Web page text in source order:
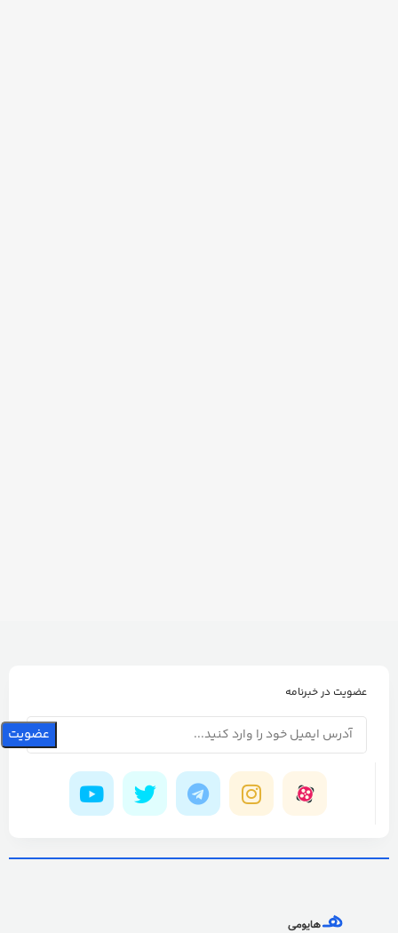
عضویت در خبرنامه